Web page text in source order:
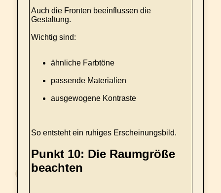
Auch die Fronten beeinflussen die
Gestaltung.
Wichtig sind:
ähnliche Farbtöne
passende Materialien
ausgewogene Kontraste
So entsteht ein ruhiges Erscheinungsbild.
Punkt 10: Die Raumgröße
beachten